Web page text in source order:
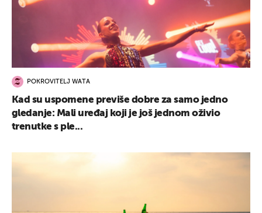
POKROVITELJ WATA
Kad su uspomene previše dobre za samo jedno
gledanje: Mali uređaj koji je još jednom oživio
trenutke s ple...